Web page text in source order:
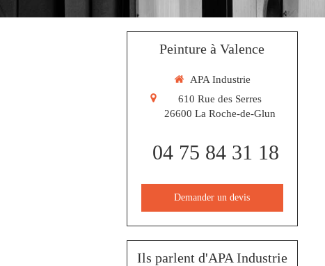
Peinture à Valence
APA Industrie
610 Rue des Serres
26600 La Roche-de-Glun
04 75 84 31 18
Demander un devis
Ils parlent d'APA Industrie